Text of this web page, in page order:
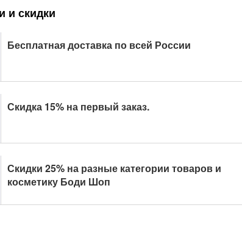
и скидки
Бесплатная доставка по всей России
Скидка 15% на первый заказ.
Скидки 25% на разные категории товаров и
косметику Боди Шоп